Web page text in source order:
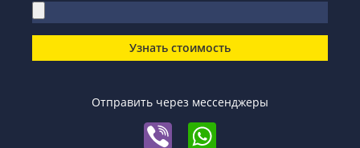
Узнать стоимость
Отправить через мессенджеры